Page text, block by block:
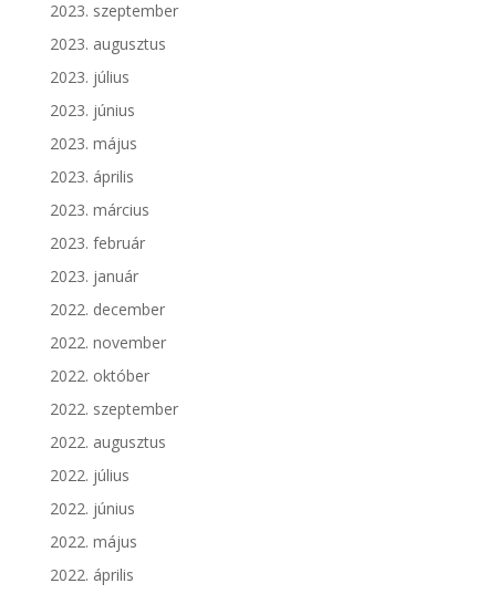
2023. szeptember
2023. augusztus
2023. július
2023. június
2023. május
2023. április
2023. március
2023. február
2023. január
2022. december
2022. november
2022. október
2022. szeptember
2022. augusztus
2022. július
2022. június
2022. május
2022. április